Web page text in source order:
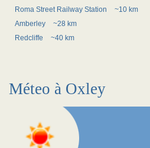
Roma Street Railway Station
~10 km
Amberley
~28 km
Redcliffe
~40 km
Méteo à Oxley